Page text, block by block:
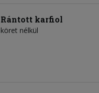
Rántott karfiol
köret nélkül